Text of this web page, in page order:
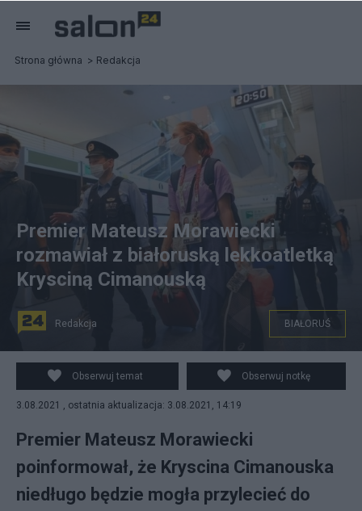
Strona główna Redakcja
Kryscina Cimanouska na lotnisku w Tokio, fot
Facebook/profil premiera Mateusza Morawieckiego
Premier Mateusz Morawiecki
rozmawiał z białoruską lekkoatletką
Krysciną Cimanouską
Redakcja BIAŁORUŚ
Obserwuj temat Obserwuj notkę
3.08.2021 , ostatnia aktualizacja: 3.08.2021, 14:19
Premier Mateusz Morawiecki
poinformował, że Kryscina Cimanouska
niedługo będzie mogła przylecieć do